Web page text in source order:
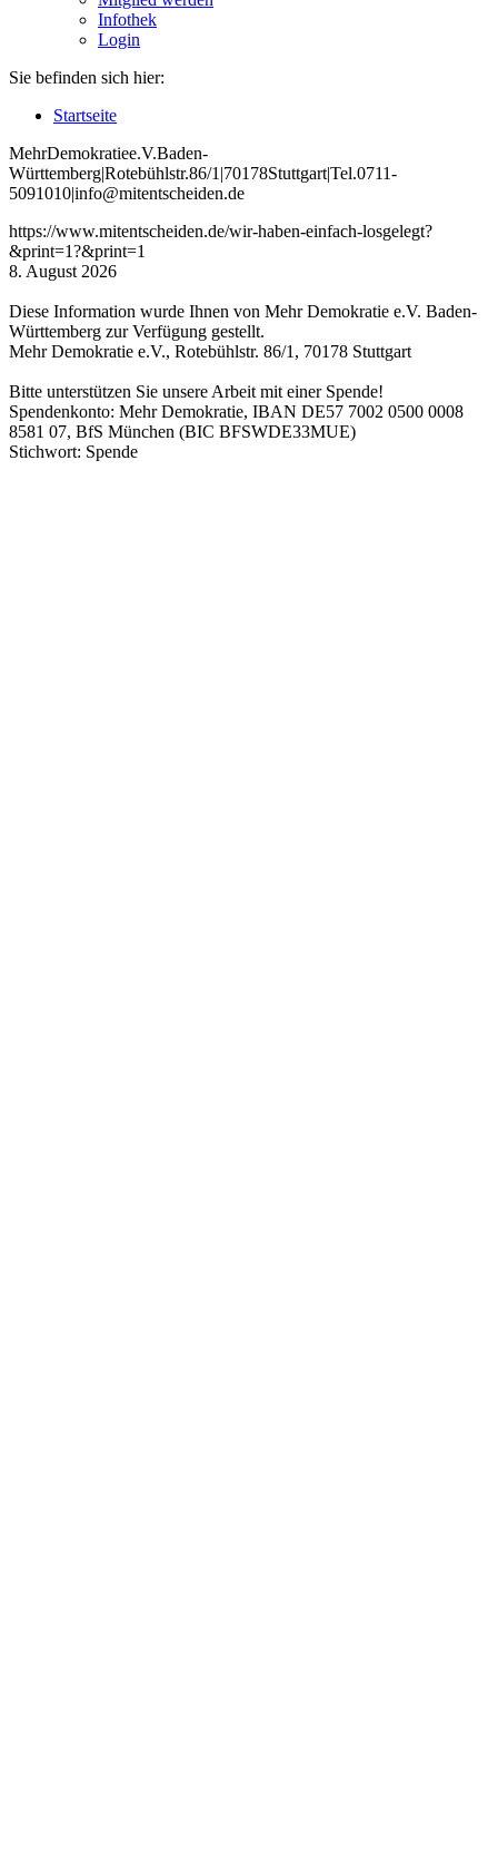
Infothek
Login
Sie befinden sich hier:
Startseite
MehrDemokratiee.V.Baden-
Württemberg|Rotebühlstr.86/1 |70178Stuttgart|Tel.0711-
5091010|info@mitentscheiden.de
https://www.mitentscheiden.de/wir-haben-einfach-losgelegt?
&print=1?&print=1
8. August 2026
Diese Information wurde Ihnen von Mehr Demokratie e.V. Baden-
Württemberg zur Verfügung gestellt.
Mehr Demokratie e.V., Rotebühlstr. 86/1, 70178 Stuttgart
Bitte unterstützen Sie unsere Arbeit mit einer Spende!
Spendenkonto: Mehr Demokratie, IBAN DE57 7002 0500 0008
8581 07, BfS München (BIC BFSWDE33MUE)
Stichwort: Spende